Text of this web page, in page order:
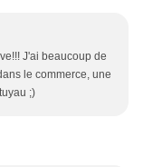
J'ai beaucoup de
le commerce, une
;)